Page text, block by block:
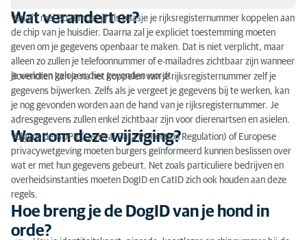
Wat verandert er?
Waarom deze wijziging?
Hoe breng je de DogID van je hond in orde?
Hoe breng je de CatID van je kat in orde?
Wat verandert er?
Vanaf 1 mei 2021 moet jij als baasje je rijksregisternummer koppelen aan
de chip van je huisdier. Daarna zal je expliciet toestemming moeten
geven om je gegevens openbaar te maken. Dat is niet verplicht, maar
alleen zo zullen je telefoonnummer of e-mailadres zichtbaar zijn wanneer
je verloren gelopen dier gevonden wordt.
Bovendien kan je na het koppelen van je rijksregisternummer zelf je
gegevens bijwerken. Zelfs als je vergeet je gegevens bij te werken, kan
je nog gevonden worden aan de hand van je rijksregisternummer. Je
adresgegevens zullen enkel zichtbaar zijn voor dierenartsen en asielen.
Waarom deze wijziging?
Volgens de GDPR (General Data Protection Regulation) of Europese
privacywetgeving moeten burgers geïnformeerd kunnen beslissen over
wat er met hun gegevens gebeurt. Net zoals particuliere bedrijven en
overheidsinstanties moeten DogID en CatID zich ook houden aan deze
regels.
Hoe breng je de DogID van je hond in
orde?